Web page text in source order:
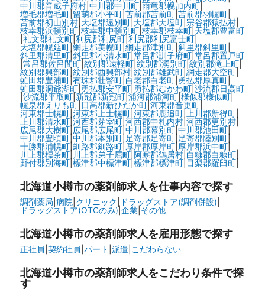
中川郡音威子府村| 中川郡中川町| 雨竜郡幌加内町|
増毛郡増毛町| 留萌郡小平町| 苫前郡苫前町| 苫前郡羽幌町|
苫前郡初山別村| 天塩郡遠別町| 天塩郡天塩町| 宗谷郡猿払村|
枝幸郡浜頓別町|枝幸郡中頓別町| 枝幸郡枝幸町| 天塩郡豊富町
礼文郡礼文町| 利尻郡利尻町| 利尻郡利尻富士町|
天塩郡幌延町| 網走郡美幌町| 網走郡津別町| 斜里郡斜里町|
斜里郡清里町|斜里郡小清水町| 常呂郡訓子府町| 常呂郡置戸町
常呂郡佐呂間町| 紋別郡遠軽町| 紋別郡湧別町| 紋別郡滝上町|
紋別郡興部町| 紋別郡西興部村| 紋別郡雄武町| 網走郡大空町|
虻田郡豊浦町|有珠郡壮瞥町| 白老郡白老町| 勇払郡厚真町|
虻田郡洞爺湖町| 勇払郡安平町| 勇払郡むかわ町| 沙流郡日高町
沙流郡平取町| 新冠郡新冠町| 浦河郡浦河町| 様似郡様似町|
幌泉郡えりも町| 日高郡新ひだか町| 河東郡音更町|
河東郡士幌町| 河東郡上士幌町| 河東郡鹿追町| 上川郡新得町|
上川郡清水町|河西郡芽室町| 河西郡中札内村|河西郡更別村|
広尾郡大樹町|広尾郡広尾町|中川郡幕別町| 中川郡池田町|
中川郡豊頃町|中川郡本別町| 足寄郡足寄町| 足寄郡陸別町|
十勝郡浦幌町|釧路郡釧路町|厚岸郡厚岸町|厚岸郡浜中町|
川上郡標茶町| 川上郡弟子屈町| 阿寒郡鶴居村| 白糠郡白糠町|
野付郡別海町|標津郡中標津町|標津郡標津町| 目梨郡羅臼町|
北海道小樽市の薬剤師求人を仕事内容で探す
調剤薬局 病院 クリニック ドラッグストア(調剤併設)
ドラッグストア(OTCのみ)| 企業| その他
北海道小樽市の薬剤師求人を雇用形態で探す
正社員 契約社員 パート 派遣 こだわらない
北海道小樽市の薬剤師求人をこだわり条件で探
す